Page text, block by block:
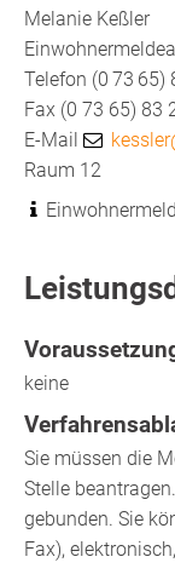
Melanie Keßler
Telefon (0 73 65)
Fax (0 73 65) 83
E-Mail
Raum 12
keine
Sie müssen die
Stelle
gebunden. Sie
Fax),